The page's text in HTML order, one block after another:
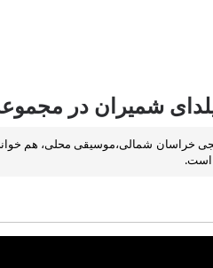
شمیران در
خراسان شمالی،موسیقی محلی، هم